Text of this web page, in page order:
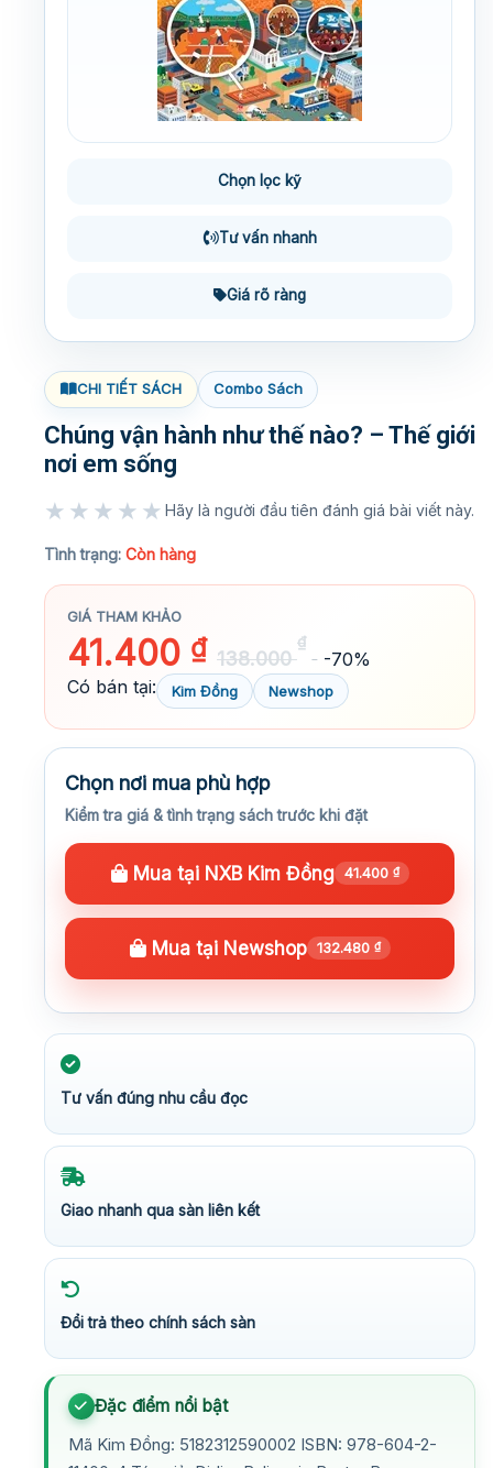
Chọn lọc kỹ
Tư vấn nhanh
Giá rõ ràng
CHI TIẾT SÁCH Combo Sách
Chúng vận hành như thế nào? – Thế giới
nơi em sống
★★★★★ Hãy là người đầu tiên đánh giá bài viết này.
Tình trạng: Còn hàng
GIÁ THAM KHẢO
41.400 ₫ 138.000
₫
-70%
Có bán tại:
Kim Đồng Newshop
Chọn nơi mua phù hợp
Kiểm tra giá & tình trạng sách trước khi đặt
Mua tại NXB Kim Đồng 41.400 ₫
Mua tại Newshop 132.480 ₫
Tư vấn đúng nhu cầu đọc
Giao nhanh qua sàn liên kết
Đổi trả theo chính sách sàn
Đặc điểm nổi bật
Mã Kim Đồng: 5182312590002 ISBN: 978-604-2-